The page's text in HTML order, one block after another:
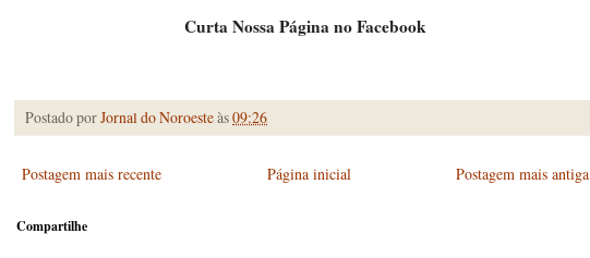
Curta Nossa Página no Facebook
Postado porJornal do Noroesteàs09:26
Postagem mais recente Postagem mais antiga
Página inicial
Compartilhe